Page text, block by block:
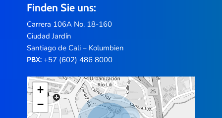
Finden Sie uns:
Carrera 106A No. 18-160
Ciudad Jardín
Santiago de Cali – Kolumbien
PBX:+57 (602) 486 8000
+
−